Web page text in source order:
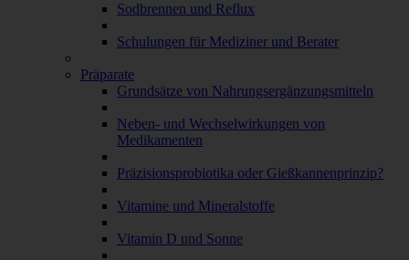
Sodbrennen und Reflux
Schulungen für Mediziner und Berater
Präparate
Grundsätze von Nahrungsergänzungsmitteln
Neben- und Wechselwirkungen von
Medikamenten
Präzisionsprobiotika oder Gießkannenprinzip?
Vitamine und Mineralstoffe
Vitamin D und Sonne